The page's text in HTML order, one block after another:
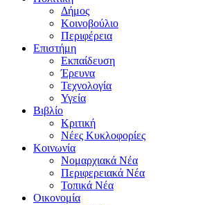
Δήμος
Κοινοβούλιο
Περιφέρεια
Επιστήμη
Εκπαίδευση
Έρευνα
Τεχνολογία
Υγεία
Βιβλίο
Κριτική
Νέες Κυκλοφορίες
Κοινωνία
Νομαρχιακά Νέα
Περιφερειακά Νέα
Τοπικά Νέα
Οικονομία